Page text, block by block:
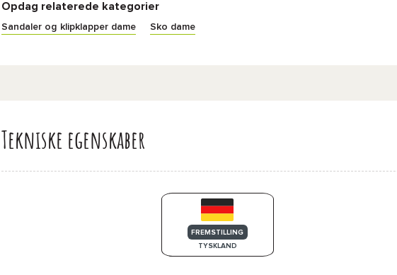
Opdag relaterede kategorier
Sandaler og klipklapper dame Sko dame
Tekniske egenskaber
FREMSTILLING
TYSKLAND